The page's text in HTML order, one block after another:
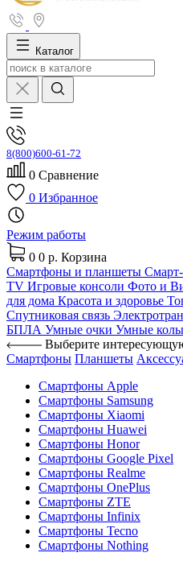
Каталог
8(800)600-61-72
0 Сравнение
0 Избранное
Режим работы
0 0 р. Корзина
Смартфоны и планшеты
TV Игровые консоли Фото и
для дома Красота и здоровье
Спутниковая связь
БПЛА Умные очки Умные
Выберите
Смартфоны Планшеты
Смартфоны Apple
Смартфоны Samsung
Смартфоны Xiaomi
Смартфоны Huawei
Смартфоны Honor
Смартфоны Google Pixel
Смартфоны Realme
Смартфоны OnePlus
Смартфоны ZTE
Смартфоны Infinix
Смартфоны Tecno
Смартфоны Nothing